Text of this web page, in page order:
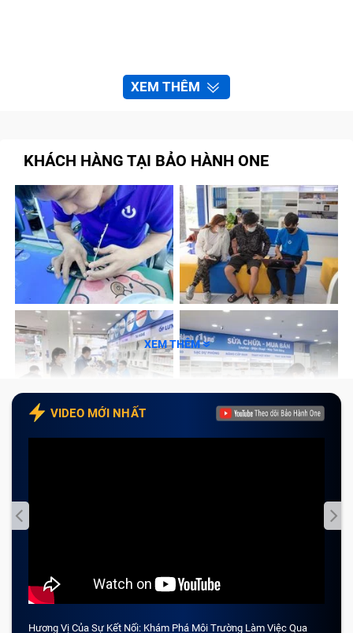
XEM THÊM
KHÁCH HÀNG TẠI BẢO HÀNH ONE
XEM THÊM
VIDEO MỚI NHẤT
Hương Vị Của Sự Kết Nối: Khám Phá Môi Trường Làm Việc Qua